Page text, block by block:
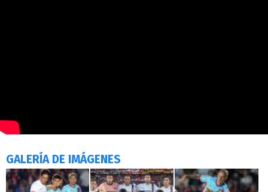
GALERÍA DE IMÁGENES